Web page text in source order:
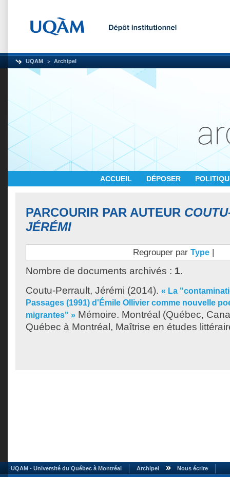
UQAM Archipel
ACCUEIL DÉPOSER
PARCOURIR PAR AUTEUR
JÉRÉMI
Regrouper par Type |
Nombre de documents archivés : 1.
Coutu-Perrault, Jérémi (2014). « La
Passages (1991) d'Émile Ollivier comme nouvelle
migrantes" » Mémoire. Montréal (Québec,
Québec à Montréal, Maîtrise en études
UQAM - Université du Québec à Montréal Archipel Nous écrire